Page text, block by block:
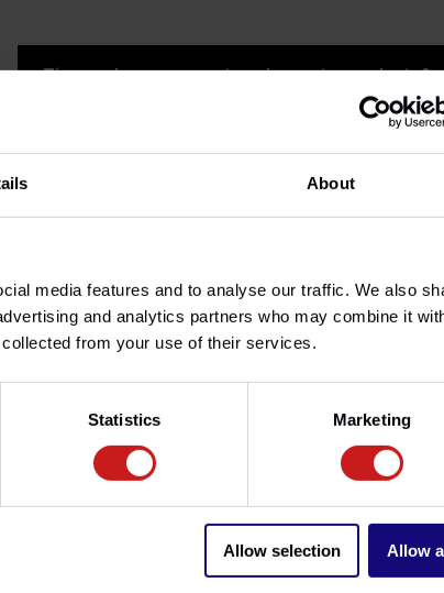
About
media features and to analyse our traffic. We also
and analytics partners who may combine it
from your use of their services.
Statistics Marketing
Allow selection Allow
¿Tienes alguna pregunta sobre este producto?
¿Necesita ayuda con su pedido? No dude en contactar
info@britishlegends.fr.